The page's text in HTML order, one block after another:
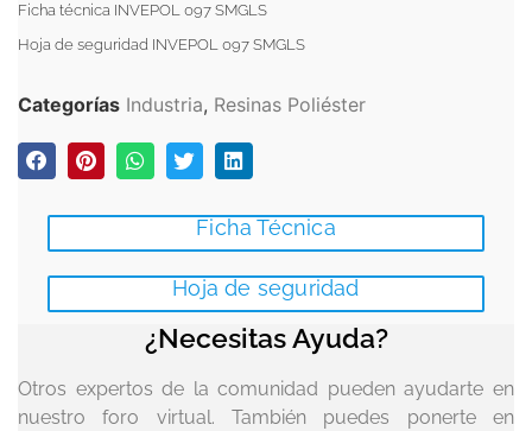
Ficha técnica INVEPOL 097 SMGLS
Hoja de seguridad INVEPOL 097 SMGLS
Categorías Industria, Resinas Poliéster
Ficha Técnica
Hoja de seguridad
¿Necesitas Ayuda?
Otros expertos de la comunidad pueden ayudarte en
nuestro foro virtual. También puedes ponerte en